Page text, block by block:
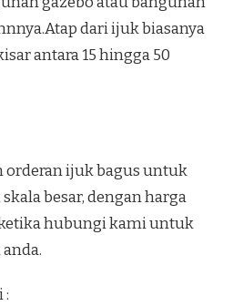
dari ijuk biasanya
antara 15 hingga 50
orderan ijuk bagus untuk
besar, dengan harga
hubungi kami untuk
: